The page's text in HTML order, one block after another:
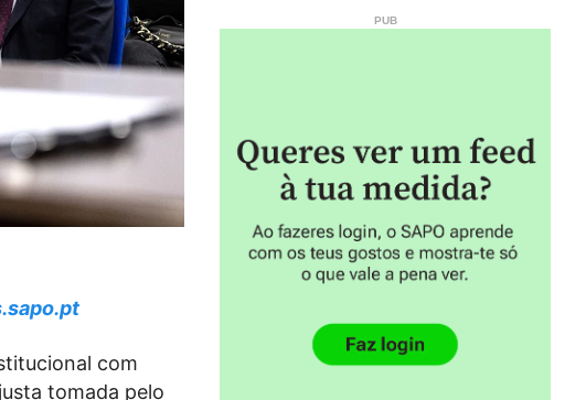
com
tomada pelo